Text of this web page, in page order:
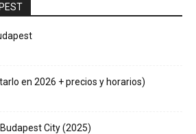
en 2026 + precios y horarios)
City (2025)